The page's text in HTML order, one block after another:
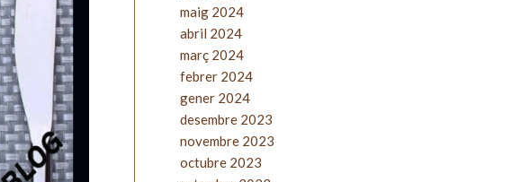
maig 2024
abril 2024
març 2024
febrer 2024
gener 2024
desembre 2023
novembre 2023
octubre 2023